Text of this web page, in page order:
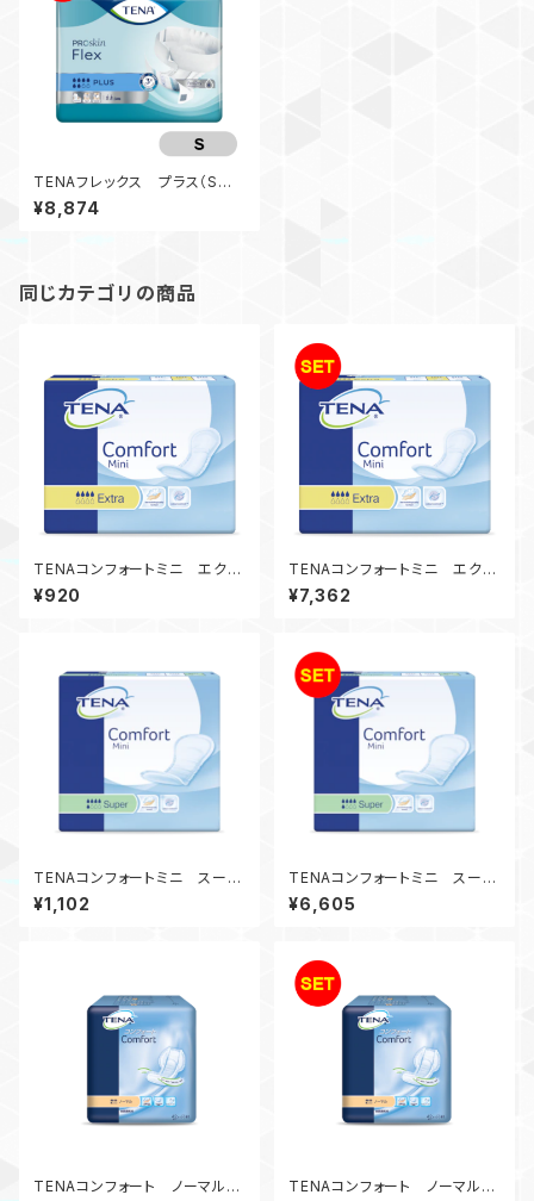
TENAフレックス プラス（Sサ
イズ）（3袋入）
¥8,874
同じカテゴリの商品
TENAコンフォートミニ エクス
トラ
¥920
TENAコンフォートミニ エクス
トラ（8袋入）
¥7,362
TENAコンフォートミニ スーパ
ー
¥1,102
TENAコンフォートミニ スーパ
ー（6袋入）
¥6,605
TENAコンフォート ノーマル（6
TENAコンフォート ノーマル（3